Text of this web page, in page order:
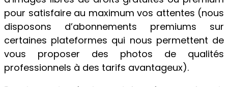
pour satisfaire au maximum vos attentes (nous
disposons d’abonnements premiums sur
certaines plateformes qui nous permettent de
vous proposer des photos de qualités
professionnels à des tarifs avantageux).